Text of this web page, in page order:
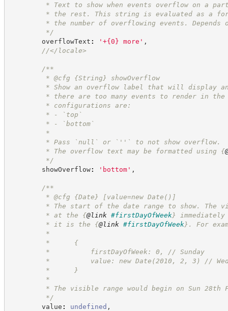
* Text to show when events overflow on a
* the rest. This string is evaluated as a
* the number of overflowing events. Depends
*/
overflowText : '+{0} more ' ,
//</locale>
/**
* @cfg {String}
showOverflow
* Show an overflow label that will display an
* there are too many events to render in the
* configurations are:
* - `top`
* - `bottom`
*
* Pass `null` or `''` to not show overflow.
* The overflow text may be formatted using {
*/
showOverflow: ' bottom ' ,
/**
* @cfg {Date}
[value=new Date()]
* The start of the date range to show. The
* at the {@link #firstDayOfWeek}
* it is the {@link #firstDayOfWeek} . For
*
*      {
*          firstDayOfWeek: 0, // Sunday
*          value: new Date(2010, 2, 3) // Wed,
*      }
*
* The visible range would begin on Sun 28th
*/
value : undefined ,